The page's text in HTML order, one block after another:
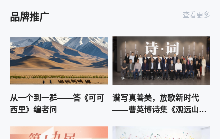
康”系列图书版权输出至香港
2026-08-05 18:58:00
《瓷都绘》新书发布：从世界文化遗产到青年
理想生活
2026-08-05 18:49:55
深挖吴越文脉 解码千年匠心 两部吴越国主题新
书亮相书博会
2026-08-05 17:06:03
2025年度中国网络文学影响力榜发布，番茄小
2026-08-05 16:29:41
品牌推广 查看更多
从一个到一群——答《可可
西里》编者问
谱写真善美，放歌新时代
——曹英博诗集《观远山》
馆举办